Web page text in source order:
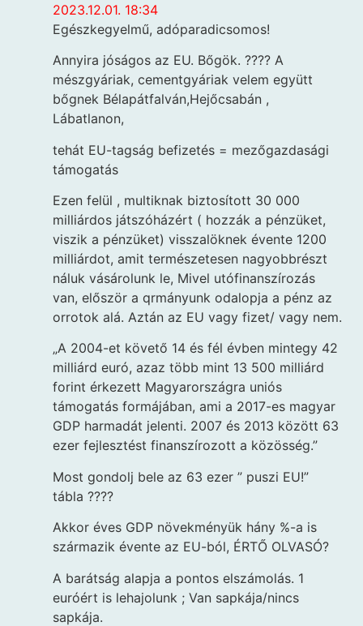
2023.12.01. 18:34
Egészkegyelmű, adóparadicsomos!
Annyira jóságos az EU. Bőgök. ???? A
mészgyáriak, cementgyáriak velem együtt
bőgnek Bélapátfalván,Hejőcsabán ,
Lábatlanon,
tehát EU-tagság befizetés = mezőgazdasági
támogatás
Ezen felül , multiknak biztosított 30 000
milliárdos játszóházért ( hozzák a pénzüket,
viszik a pénzüket) visszalöknek évente 1200
milliárdot, amit természetesen nagyobbrészt
náluk vásárolunk le, Mivel utófinanszírozás
van, először a qrmányunk odalopja a pénz az
orrotok alá. Aztán az EU vagy fizet/ vagy nem.
„A 2004-et követő 14 és fél évben mintegy 42
milliárd euró, azaz több mint 13 500 milliárd
forint érkezett Magyarországra uniós
támogatás formájában, ami a 2017-es magyar
GDP harmadát jelenti. 2007 és 2013 között 63
ezer fejlesztést finanszírozott a közösség.”
Most gondolj bele az 63 ezer ” puszi EU!”
tábla ????
Akkor éves GDP növekményük hány %-a is
származik évente az EU-ból, ÉRTŐ OLVASÓ?
A barátság alapja a pontos elszámolás. 1
euróért is lehajolunk ; Van sapkája/nincs
sapkája.